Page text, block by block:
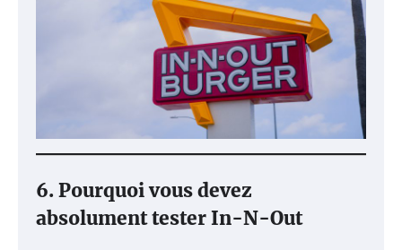
6. Pourquoi vous devez
absolument tester In-N-Out